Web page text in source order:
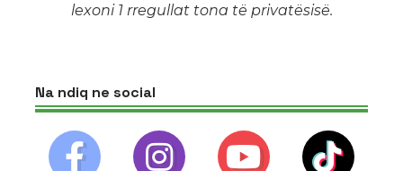
lexoni 1 rregullat tona të privatësisë.
Na ndiq ne social